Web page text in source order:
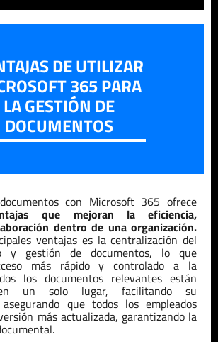
DE UTILIZAR
365 PARA
LA GESTIÓN DE
DOCUMENTOS
con Microsoft 365 ofrece
que mejoran la eficiencia,
dentro de una organización.
ventajas es la centralización del
y gestión de documentos, lo que
más rápido y controlado a la
los documentos relevantes están
en un solo lugar, facilitando su
que todos los empleados
más actualizada, garantizando la